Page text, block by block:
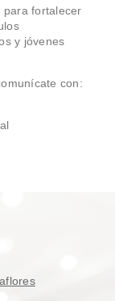
para fortalecer
y jóvenes
con: